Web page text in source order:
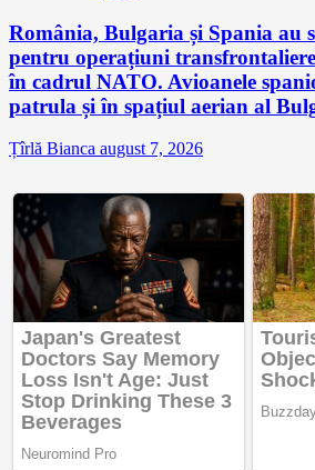
România, Bulgaria și Spania au
pentru operațiuni
în cadrul NATO. Avioanele
patrula și în spațiul aerian al
Țîrlă Bianca august 7, 2026